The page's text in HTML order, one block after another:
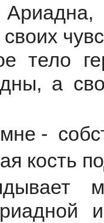
своих
тело
а
-
кость